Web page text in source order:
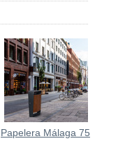
Papelera Málaga 75